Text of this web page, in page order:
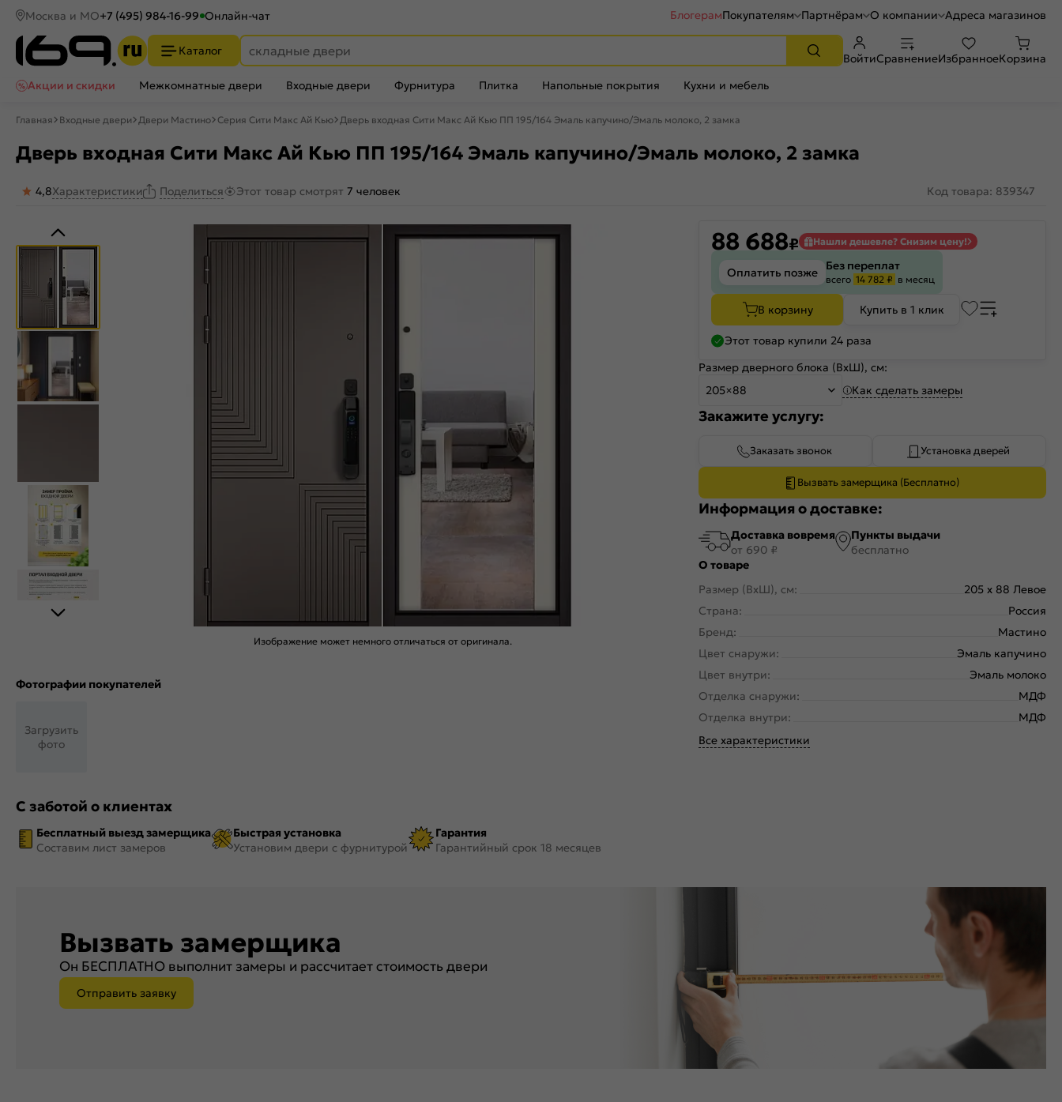
Москва и МО+7 (495) 984-16-99 Онлайн-чат БлогерамПокупателям Партнёрам О компании Адреса магазинов
Каталог
ВойтиСравнениеИзбранноеКорзина
Акции и скидки
Межкомнатные двери Входные двери Фурнитура Плитка Напольные покрытия Кухни и мебель
Главная Входные двери Двери Мастино Серия Сити Макс Ай Кью Дверь входная Сити Макс Ай Кью ПП 195/164 Эмаль капучино/Эмаль молоко, 2 замка
Дверь входная Сити Макс Ай Кью ПП 195/164 Эмаль капучино/Эмаль молоко, 2 замка
4,8Характеристики Поделиться Этот товар смотрят 7 человек Код товара: 839347
Изображение может немного отличаться от оригинала.
Фотографии покупателей
Загрузить
фото
С заботой о клиентах
Бесплатный выезд замерщика
Составим лист замеров
Быстрая установка
Установим двери с фурнитурой
Гарантия
Гарантийный срок 18 месяцев
88 688₽ Нашли дешевле? Снизим цену!
Оплатить позже Без переплат
всего 14 782 ₽ в месяц
В корзину Купить в 1 клик
Этот товар купили 24 раза
Размер дверного блока (ВхШ), см:
205×88
Как сделать замеры
Закажите услугу:
Заказать звонок Установка дверей
Вызвать замерщика (Бесплатно)
Информация о доставке:
Доставка вовремя
от 690 ₽
Пункты выдачи
бесплатно
О товаре
Размер (ВхШ), см:
205 x 88 Левое
Страна:
Россия
Бренд:
Мастино
Цвет снаружи:
Эмаль капучино
Цвет внутри:
Эмаль молоко
Отделка снаружи:
МДФ
Отделка внутри:
МДФ
Все характеристики
Вызвать замерщика
Он БЕСПЛАТНО выполнит замеры и рассчитает стоимость двери
Отправить заявку